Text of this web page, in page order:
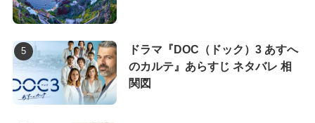
ドラマ『DOC（ドック）3 あすへ
のカルテ』あらすじ ネタバレ 相
関図